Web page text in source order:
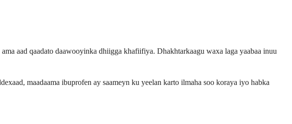
aad qaadato daawooyinka dhiigga khafiifiya. Dhakhtarkaagu waxa laga yaabaa inuu
maadaama ibuprofen ay saameyn ku yeelan karto ilmaha soo koraya iyo habka